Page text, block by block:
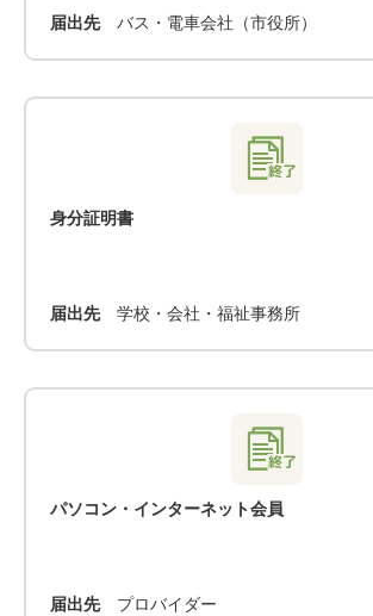
届出先バス・電車会社（市役所）
身分証明書
届出先学校・会社・福祉事務所
パソコン・インターネット会員
届出先プロバイダー